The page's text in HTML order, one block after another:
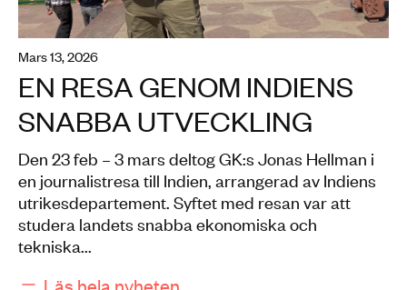
mars 13, 2026
EN RESA GENOM INDIENS
SNABBA UTVECKLING
Den 23 feb – 3 mars deltog GK:s Jonas Hellman i
en journalistresa till Indien, arrangerad av Indiens
utrikesdepartement. Syftet med resan var att
studera landets snabba ekonomiska och
tekniska...